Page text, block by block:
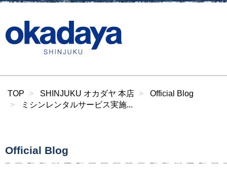
TOP SHINJUKU オカダヤ 本店
Official Blog
ミシンレンタルサービス実施...
Official Blog